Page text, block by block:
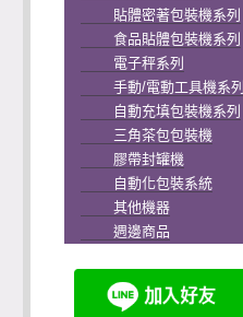
貼體密著包裝機系列
食品貼體包裝機系列
電子秤系列
手動/電動工具機系列
自動充填包裝機系列
三角茶包包裝機
膠帶封罐機
自動化包裝系統
其他機器
週邊商品